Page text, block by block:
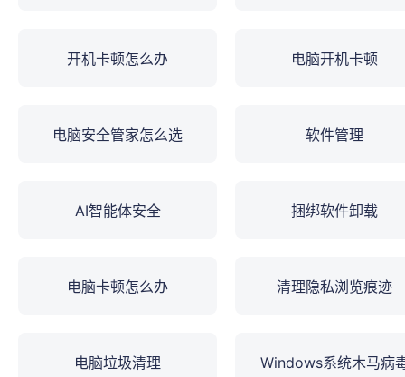
开机卡顿怎么办 电脑开机卡顿
电脑安全管家怎么选 软件管理
AI智能体安全 捆绑软件卸载
电脑卡顿怎么办 清理隐私浏览痕迹
电脑垃圾清理 Windows系统木马病